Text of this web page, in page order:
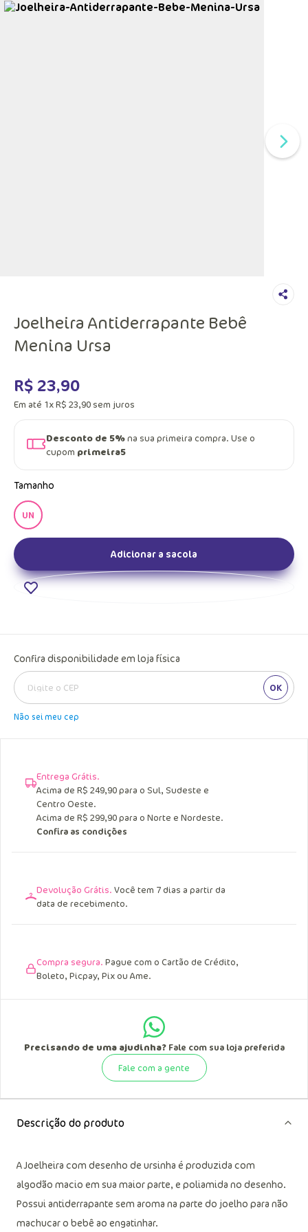
Joelheira Antiderrapante Bebê
Menina Ursa
R$ 23,90
Em até 1xR$ 23,90 sem juros
Desconto de 5%na sua primeira compra. Use o
cupom primeira5
Tamanho
UN
Adicionar a sacola
Confira disponibilidade em loja física
OK
Não sei meu cep
Entrega Grátis.
Acima de R$ 249,90 para o Sul, Sudeste e
Centro Oeste.
Acima de R$ 299,90 para o Norte e Nordeste.
Confira as condições
Devolução Grátis. Você tem 7 dias a partir da
data de recebimento.
Compra segura. Pague com o Cartão de Crédito,
Boleto, Picpay, Pix ou Ame.
Precisando de uma ajudinha?Fale com sua loja preferida
Fale com a gente
Descrição do produto
A Joelheira com desenho de ursinha é produzida com
algodão macio em sua maior parte, e poliamida no desenho.
Possui antiderrapante sem aroma na parte do joelho para não
machucar o bebê ao engatinhar.